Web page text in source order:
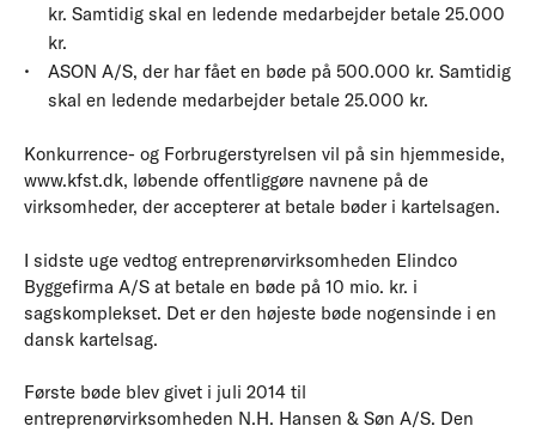
kr. Samtidig skal en ledende medarbejder betale 25.000
kr.
ASON A/S, der har fået en bøde på 500.000 kr. Samtidig
skal en ledende medarbejder betale 25.000 kr.
Konkurrence- og Forbrugerstyrelsen vil på sin hjemmeside,
www.kfst.dk, løbende offentliggøre navnene på de
virksomheder, der accepterer at betale bøder i kartelsagen.
I sidste uge vedtog entreprenørvirksomheden Elindco
Byggefirma A/S at betale en bøde på 10 mio. kr. i
sagskomplekset. Det er den højeste bøde nogensinde i en
dansk kartelsag.
Første bøde blev givet i juli 2014 til
entreprenørvirksomheden N.H. Hansen & Søn A/S. Den